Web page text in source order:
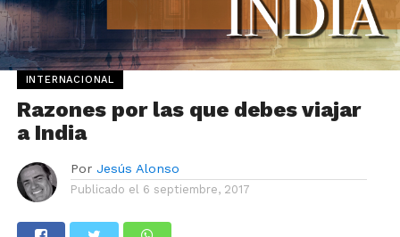
INTERNACIONAL
Razones por las que debes viajar
a India
Por Jesús Alonso
Publicado el 6 septiembre, 2017